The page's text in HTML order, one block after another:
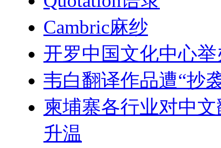
Cambric麻纱
开罗中国文化中心
韦白翻译作品遭“抄
柬埔寨各行业对中
升温